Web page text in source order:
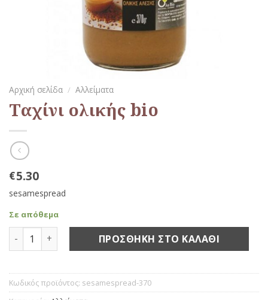
Αρχική σελίδα / Aλλείματα
Ταχίνι ολικής bio
€5.30
sesamespread
Σε απόθεμα
Ταχίνι ολικής bio ποσότηταΠΡΟΣΘΉΚΗ ΣΤΟ ΚΑΛΆΘΙ
Κωδικός προϊόντος: sesamespread-370